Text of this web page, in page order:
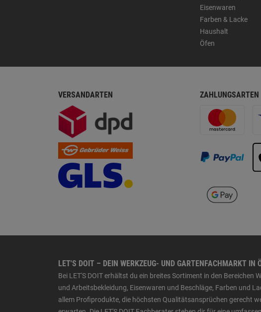
Eisenwaren
Farben & Lacke
Haushalt
Öfen
VERSANDARTEN ZAHLUNGSARTEN
LET'S DOIT – DEIN WERKZEUG- UND GARTENFACHMARKT IN
Bei LET'S DOIT erhältst du ein breites Sortiment in den
und Arbeitsbekleidung, Eisenwaren und Beschläge, Farben und
allem Profiprodukte, die höchsten Qualitätsansprüchen gerecht